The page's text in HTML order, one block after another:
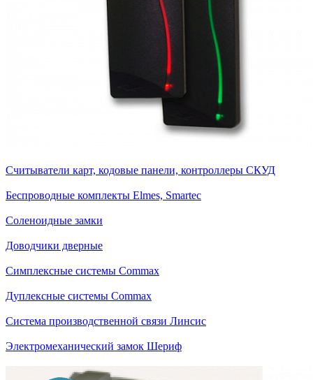
Считыватели карт, кодовые панели, контроллеры СКУД
Беспроводные комплекты Elmes, Smartec
Соленоидные замки
Доводчики дверные
Симплексные системы Commax
Дуплексные системы Commax
Система производственной связи Линсис
Электромеханический замок Шериф